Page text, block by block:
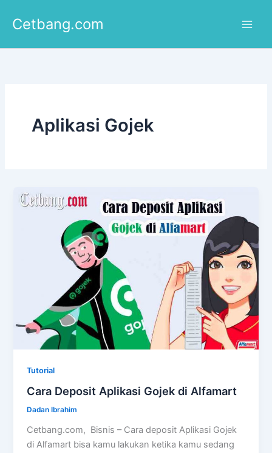
Cetbang.com
Aplikasi Gojek
Tutorial
Cara Deposit Aplikasi Gojek di Alfamart
Dadan Ibrahim
Cetbang.com, Bisnis – Cara deposit Aplikasi Gojek
di Alfamart bisa kamu lakukan ketika kamu sedang